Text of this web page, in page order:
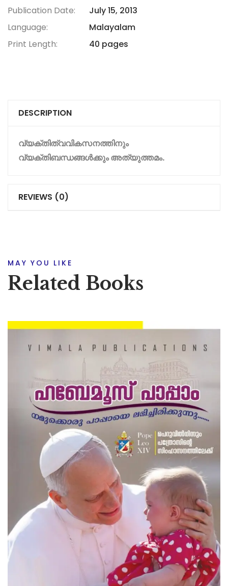
Publication Date:
July 15, 2013
Language:
Malayalam
Print Length:
40 pages
DESCRIPTION
വ്യക്തിത്വവികസനത്തിനും
വ്യക്തിബന്ധങ്ങൾക്കുംഅത്യുത്തമം.
REVIEWS (0)
MAY YOU LIKE
Related Books